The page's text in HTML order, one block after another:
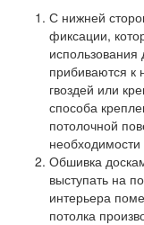
С нижней
фиксации,
прибиваются к
гвоздей или
способа
потолочной
необходимости
Обшивка
выступать на
интерьера
потолка